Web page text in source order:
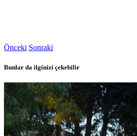
Önceki Sonraki
Bunlar da ilginizi çekebilir